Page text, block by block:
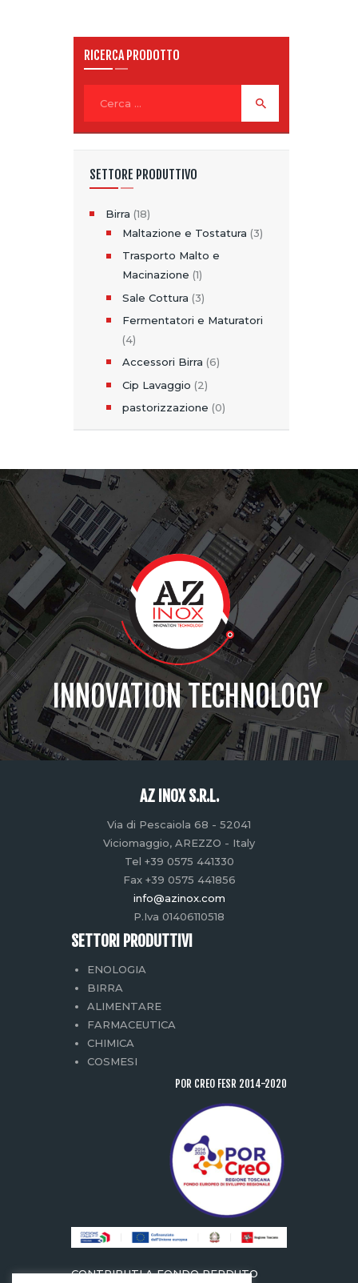
RICERCA PRODOTTO
SETTORE PRODUTTIVO
Birra (18)
Maltazione e Tostatura (3)
Trasporto Malto e
Macinazione (1)
Sale Cottura (3)
Fermentatori e Maturatori
(4)
Accessori Birra (6)
Cip Lavaggio (2)
pastorizzazione (0)
INNOVATION TECHNOLOGY
AZ INOX S.R.L.
Via di Pescaiola 68 - 52041
Viciomaggio, AREZZO - Italy
Tel +39 0575 441330
Fax +39 0575 441856
info@azinox.com
P.Iva 01406110518
SETTORI PRODUTTIVI
ENOLOGIA
BIRRA
ALIMENTARE
FARMACEUTICA
CHIMICA
COSMESI
POR CREO FESR 2014-2020
CONTRIBUTI A FONDO PERDUTO